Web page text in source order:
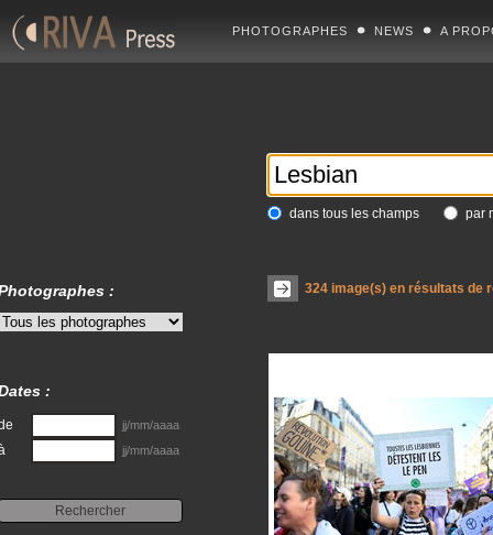
PHOTOGRAPHES NEWS A
dans tous les champs par
324image(s) en résultats de
:
:
jj/mm/aaaa
jj/mm/aaaa